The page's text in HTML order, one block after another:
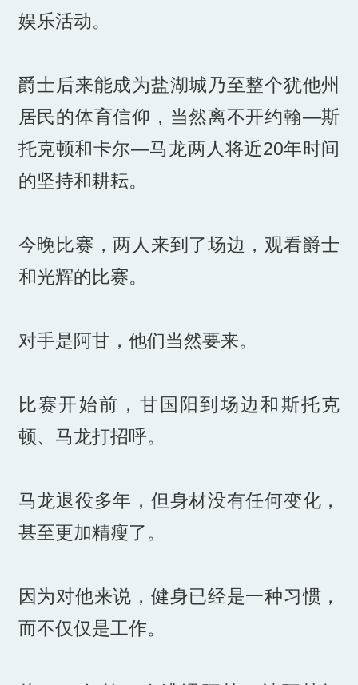
娱乐活动。
爵士后来能成为盐湖城乃至整个犹他州
居民的体育信仰，当然离不开约翰—斯
托克顿和卡尔—马龙两人将近20年时间
的坚持和耕耘。
今晚比赛，两人来到了场边，观看爵士
和光辉的比赛。
对手是阿甘，他们当然要来。
比赛开始前，甘国阳到场边和斯托克
顿、马龙打招呼。
马龙退役多年，但身材没有任何变化，
甚至更加精瘦了。
因为对他来说，健身已经是一种习惯，
而不仅仅是工作。